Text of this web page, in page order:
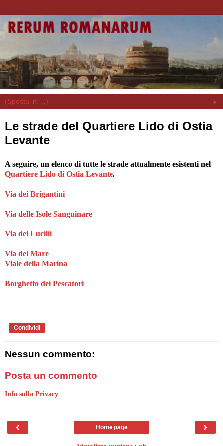
▼
Le strade del Quartiere Lido di Ostia
Levante
A seguire, un elenco di tutte le strade attualmente esistenti nel
Quartiere Lido di Ostia Levante.
Via dei Brigantini
Via delle Isole Sanguinare
Via dei Lucilii
Via del Mare
Viale della Marina
Borghetto dei Pescatori
Condividi
Nessun commento:
Posta un commento
Info sulla Privacy
‹ ›
Home page